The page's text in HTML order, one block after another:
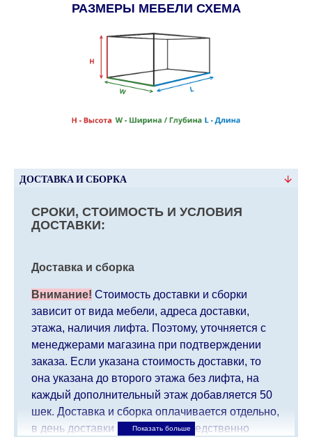
РАЗМЕРЫ МЕБЕЛИ СХЕМА
ДОСТАВКА И СБОРКА
СРОКИ, СТОИМОСТЬ И УСЛОВИЯ
ДОСТАВКИ:
Доставка и сборка
Внимание! Стоимость доставки и сборки
зависит от вида мебели, адреса доставки,
этажа, наличия лифта. Поэтому, уточняется с
менеджерами магазина при подтверждении
заказа. Если указана стоимость доставки, то
она указана до второго этажа без лифта, на
каждый дополнительный этаж добавляется 50
шек. Доставка и сборка оплачивается отдельно,
в день доставки мебели непосредственно